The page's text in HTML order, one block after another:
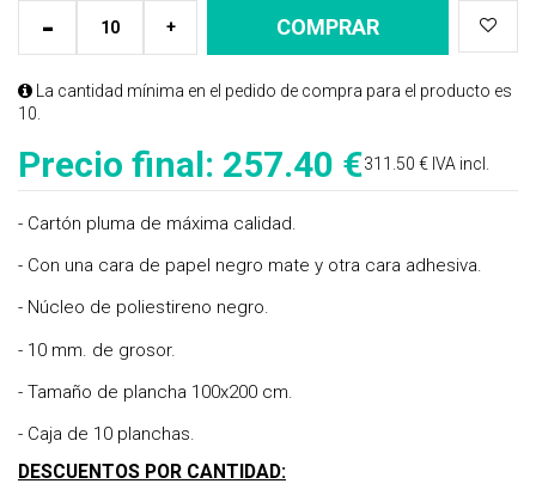
+
- COMPRAR
La cantidad mínima en el pedido de compra para el producto es
10.
Precio final: 257.40 €311.50 € IVA incl.
- Cartón pluma de máxima calidad.
- Con una cara de papel negro mate y otra cara adhesiva.
- Núcleo de poliestireno negro.
- 10 mm. de grosor.
- Tamaño de plancha 100x200 cm.
- Caja de 10 planchas.
DESCUENTOS POR CANTIDAD: